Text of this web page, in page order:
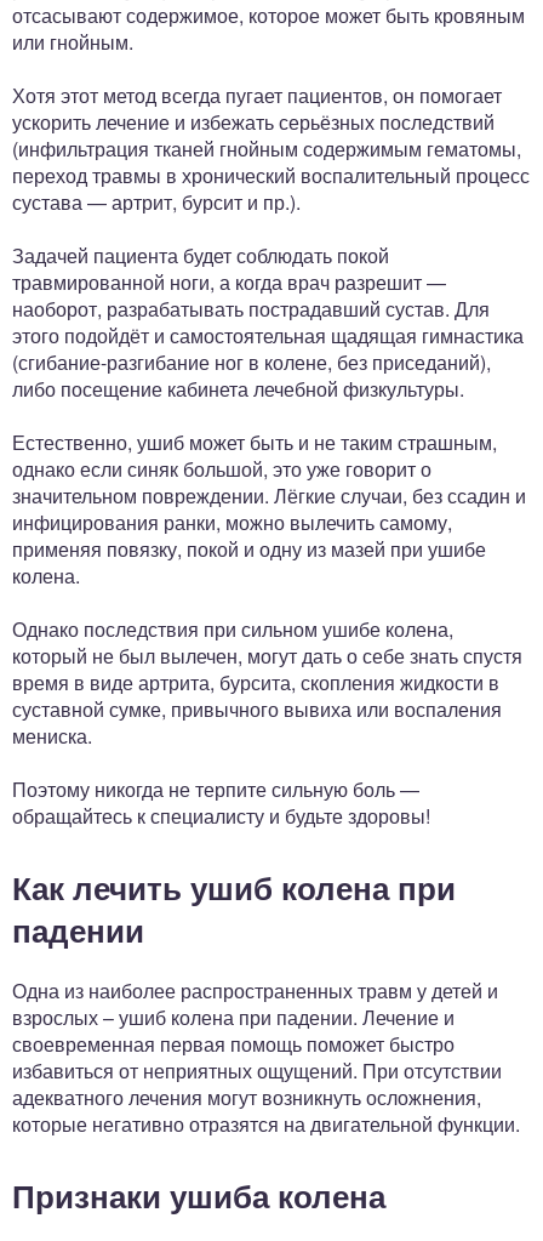
отсасывают содержимое, которое может быть кровяным
или гнойным.
Хотя этот метод всегда пугает пациентов, он помогает
ускорить лечение и избежать серьёзных последствий
(инфильтрация тканей гнойным содержимым гематомы,
переход травмы в хронический воспалительный процесс
сустава — артрит, бурсит и пр.).
Задачей пациента будет соблюдать покой
травмированной ноги, а когда врач разрешит —
наоборот, разрабатывать пострадавший сустав. Для
этого подойдёт и самостоятельная щадящая гимнастика
(сгибание-разгибание ног в колене, без приседаний),
либо посещение кабинета лечебной физкультуры.
Естественно, ушиб может быть и не таким страшным,
однако если синяк большой, это уже говорит о
значительном повреждении. Лёгкие случаи, без ссадин и
инфицирования ранки, можно вылечить самому,
применяя повязку, покой и одну из мазей при ушибе
колена.
Однако последствия при сильном ушибе колена,
который не был вылечен, могут дать о себе знать спустя
время в виде артрита, бурсита, скопления жидкости в
суставной сумке, привычного вывиха или воспаления
мениска.
Поэтому никогда не терпите сильную боль —
обращайтесь к специалисту и будьте здоровы!
Как лечить ушиб колена при
падении
Одна из наиболее распространенных травм у детей и
взрослых – ушиб колена при падении. Лечение и
своевременная первая помощь поможет быстро
избавиться от неприятных ощущений. При отсутствии
адекватного лечения могут возникнуть осложнения,
которые негативно отразятся на двигательной функции.
Признаки ушиба колена